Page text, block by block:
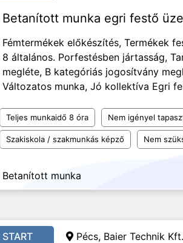
Betanított munka egri festő
Fémtermékek előkészítés, Termékek
8 általános. Porfestésben jártasság,
megléte, B kategóriás jogosítvány
Változatos munka, Jó kollektíva Egri
Teljes munkaidő 8 óra Nem igényel
Szakiskola / szakmunkás képző Nem
Betanított munka
START Pécs, Baier Technik Kft.